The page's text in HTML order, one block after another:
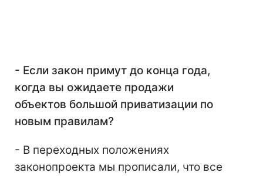
- Если закон примут до конца года,
когда вы ожидаете продажи
объектов большой приватизации по
новым правилам?
- В переходных положениях
законопроекта мы прописали, что все